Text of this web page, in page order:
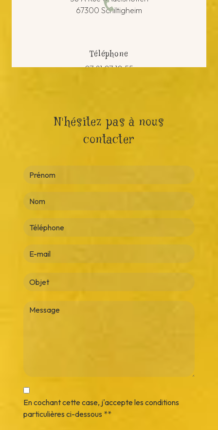
67300 Schiltigheim
Téléphone
07 81 07 10 55
N'hésitez pas à nous
contacter
En cochant cette case, j'accepte les conditions
particulières ci-dessous **